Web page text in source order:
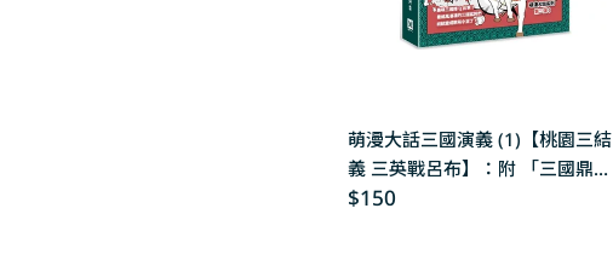
萌漫大話三國演義 (1)【桃園三結
義 三英戰呂布】：附 「三國鼎立
手繪大事記」超長海報(左半圖)
Regular
$150